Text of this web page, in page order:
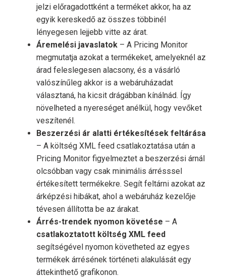
jelzi előragadottként a terméket akkor, ha az
egyik kereskedő az összes többinél
lényegesen lejjebb vitte az árat.
Áremelési javaslatok – A Pricing Monitor
megmutatja azokat a termékeket, amelyeknél az
árad feleslegesen alacsony, és a vásárló
valószínűleg akkor is a webáruházadat
választaná, ha kicsit drágábban kínálnád. Így
növelheted a nyereséget anélkül, hogy vevőket
veszítenél.
Beszerzési ár alatti értékesítések feltárása
– A költség XML feed csatlakoztatása után a
Pricing Monitor figyelmeztet a beszerzési árnál
olcsóbban vagy csak minimális árrésssel
értékesített termékekre. Segít feltárni azokat az
árképzési hibákat, ahol a webáruház kezelője
tévesen állította be az árakat.
Árrés-trendek nyomon követése – A
csatlakoztatott költség XML feed
segítségével nyomon követheted az egyes
termékek árrésének történeti alakulását egy
áttekinthető grafikonon.